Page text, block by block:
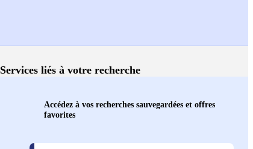
Services liés à votre recherche
Accédez à vos recherches sauvegardées et offres
favorites